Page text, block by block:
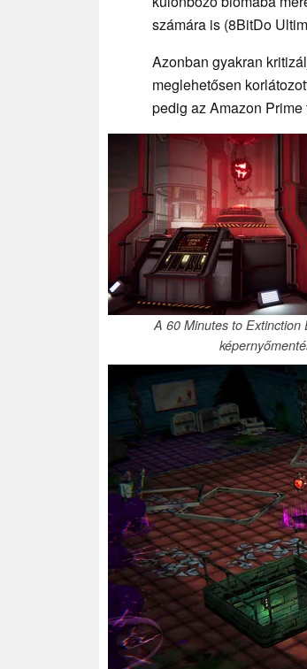
számára is (8BitDo
Azonban gyakran
meglehetősen
pedig az Amazon
A 60 Minutes to Extinction